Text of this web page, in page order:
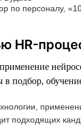
по персоналу,
HR-
подбор,
подходящих